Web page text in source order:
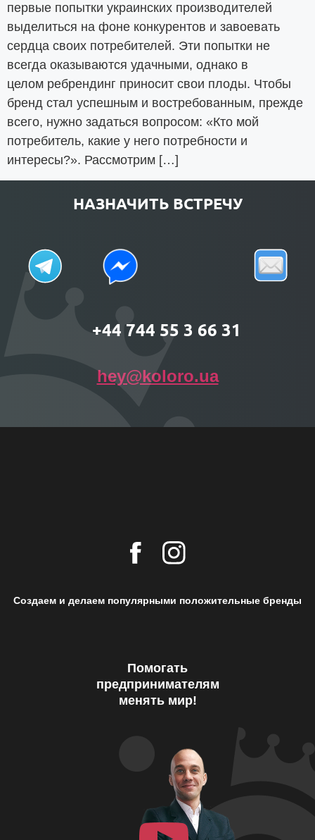
первые попытки украинских производителей
выделиться на фоне конкурентов и завоевать
сердца своих потребителей. Эти попытки не
всегда оказываются удачными, однако в
целом ребрендинг приносит свои плоды. Чтобы
бренд стал успешным и востребованным, прежде
всего, нужно задаться вопросом: «Кто мой
потребитель, какие у него потребности и
интересы?». Рассмотрим […]
НАЗНАЧИТЬ ВСТРЕЧУ
+44 744 55 3 66 31
hey@koloro.ua
Создаем и делаем популярными положительные бренды
Помогать
предпринимателям
менять мир!